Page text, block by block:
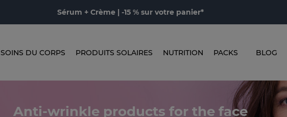
Sérum + Crème | -15 % sur votre panier*
SOINS DU CORPS PRODUITS SOLAIRES NUTRITION PACKS BLOG
Anti-wrinkle products for the face